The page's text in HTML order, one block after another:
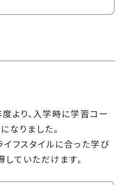
より、入学時に学習コー
なりました。
イフスタイルに合った学び
ていただけます。